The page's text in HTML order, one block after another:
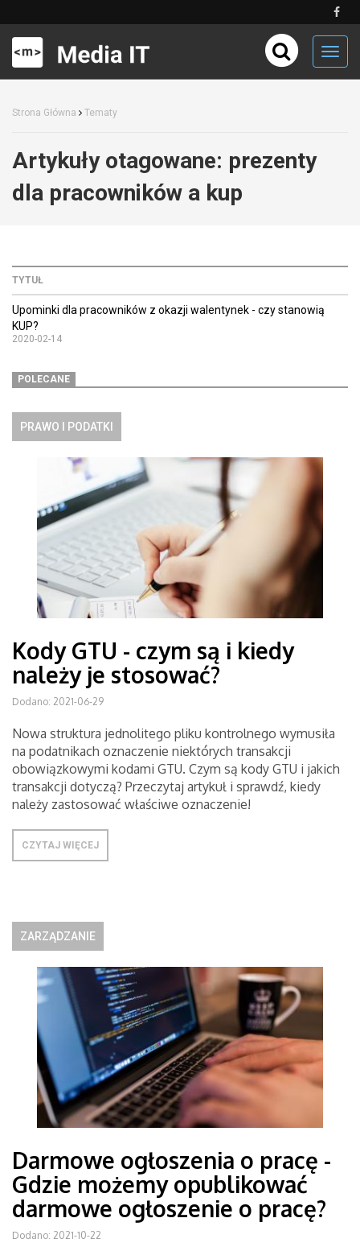
Strona Główna Tematy
Artykuły otagowane: prezenty
dla pracowników a kup
TYTUŁ
Upominki dla pracowników z okazji walentynek - czy stanowią
KUP?
2020-02-14
POLECANE
PRAWO I PODATKI
Kody GTU - czym są i kiedy
należy je stosować?
Dodano: 2021-06-29
Nowa struktura jednolitego pliku kontrolnego wymusiła
na podatnikach oznaczenie niektórych transakcji
obowiązkowymi kodami GTU. Czym są kody GTU i jakich
transakcji dotyczą? Przeczytaj artykuł i sprawdź, kiedy
należy zastosować właściwe oznaczenie!
CZYTAJ WIĘCEJ
ZARZĄDZANIE
Darmowe ogłoszenia o pracę -
Gdzie możemy opublikować
darmowe ogłoszenie o pracę?
Dodano: 2021-10-22